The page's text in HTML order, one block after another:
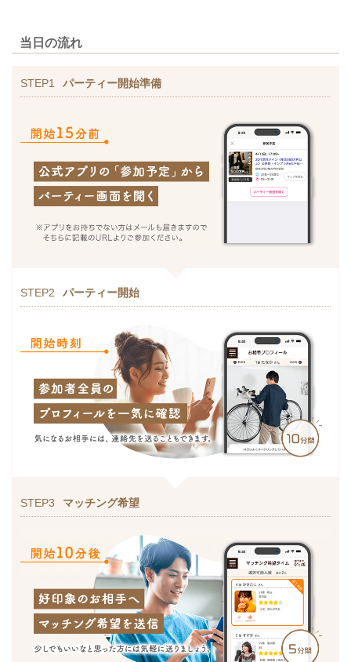
当日の流れ
STEP1 パーティー開始準備
STEP2 パーティー開始
STEP3 マッチング希望